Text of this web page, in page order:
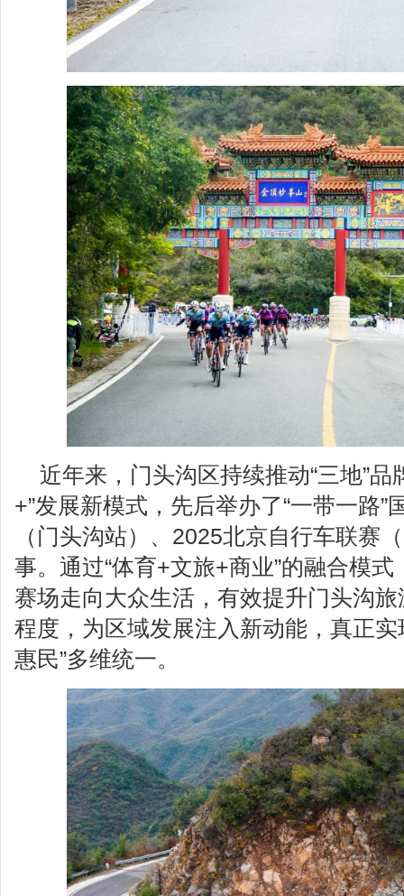
近年来，门头沟区持续推动“三地”品
+”发展新模式，先后举办了“一带一路”
（门头沟站）、2025北京自行车联赛
事。通过“体育+文旅+商业”的融合模
赛场走向大众生活，有效提升门头沟
程度，为区域发展注入新动能，真正
惠民”多维统一。